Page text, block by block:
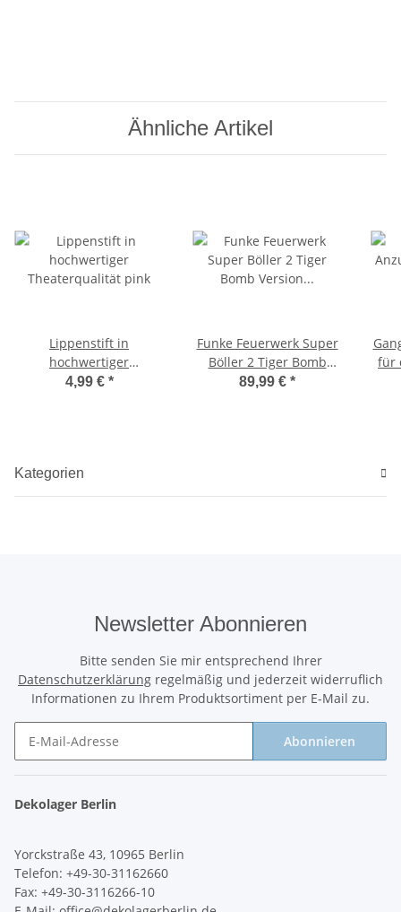
Ähnliche Artikel
Lippenstift in
hochwertiger
Theaterqualität pink
4,99 € *
Funke Feuerwerk Super
Böller 2 Tiger Bomb
Version Schinken
89,99 € *
für
Kategorien
Newsletter Abonnieren
Bitte senden Sie mir entsprechend Ihrer
Datenschutzerklärung regelmäßig und jederzeit widerruflich
Informationen zu Ihrem Produktsortiment per E-Mail zu.
Abonnieren
Dekolager Berlin
Yorckstraße 43, 10965 Berlin
Telefon: +49-30-31162660
Fax: +49-30-3116266-10